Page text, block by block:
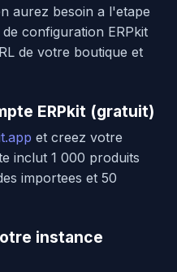
aurez besoin a l'etape
configuration ERPkit
de votre boutique et
ERPkit (gratuit)
et creez votre
inclut 1 000 produits
importees et 50
instance